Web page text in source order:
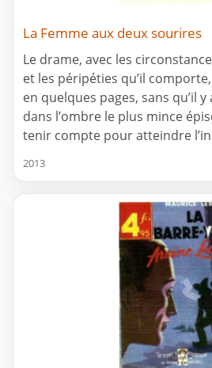
La Femme aux deux sourires
Le drame, avec les
et les péripéties qu’il
en quelques pages, sans qu’il
dans l’ombre le plus mince
tenir compte pour atteindre
2013